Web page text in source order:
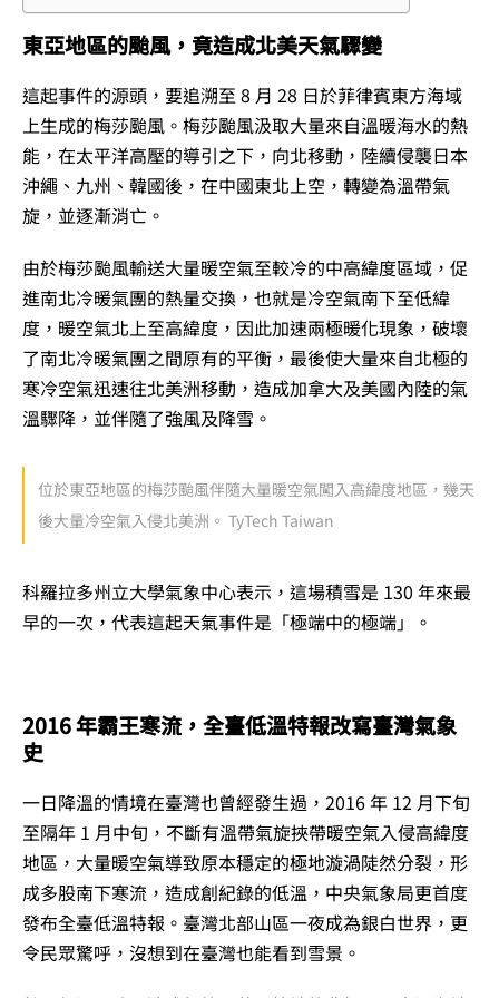
東亞地區的颱風，竟造成北美天氣驟變
這起事件的源頭，要追溯至 8 月 28 日於菲律賓東方海域
上生成的梅莎颱風。梅莎颱風汲取大量來自溫暖海水的熱
能，在太平洋高壓的導引之下，向北移動，陸續侵襲日本
沖繩、九州、韓國後，在中國東北上空，轉變為溫帶氣
旋，並逐漸消亡。
由於梅莎颱風輸送大量暖空氣至較冷的中高緯度區域，促
進南北冷暖氣團的熱量交換，也就是冷空氣南下至低緯
度，暖空氣北上至高緯度，因此加速兩極暖化現象，破壞
了南北冷暖氣團之間原有的平衡，最後使大量來自北極的
寒冷空氣迅速往北美洲移動，造成加拿大及美國內陸的氣
溫驟降，並伴隨了強風及降雪。
位於東亞地區的梅莎颱風伴隨大量暖空氣闖入高緯度地區，幾天
後大量冷空氣入侵北美洲。 TyTech Taiwan
科羅拉多州立大學氣象中心表示，這場積雪是 130 年來最
早的一次，代表這起天氣事件是「極端中的極端」。
2016 年霸王寒流，全臺低溫特報改寫臺灣氣象
史
一日降溫的情境在臺灣也曾經發生過，2016 年 12 月下旬
至隔年 1 月中旬，不斷有溫帶氣旋挾帶暖空氣入侵高緯度
地區，大量暖空氣導致原本穩定的極地漩渦陡然分裂，形
成多股南下寒流，造成創紀錄的低溫，中央氣象局更首度
發布全臺低溫特報。臺灣北部山區一夜成為銀白世界，更
令民眾驚呼，沒想到在臺灣也能看到雪景。